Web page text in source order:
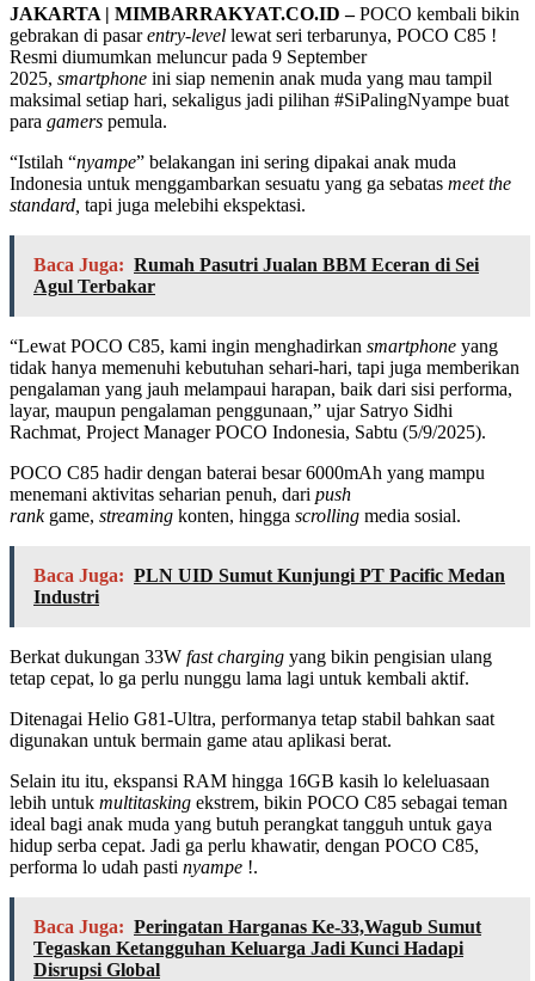
JAKARTA | MIMBARRAKYAT.CO.ID –POCO kembali bikin
gebrakan di pasarentry-level lewat seri terbarunya, POCO C85 !
Resmi diumumkan meluncur pada 9 September
2025, smartphone ini siap nemenin anak muda yang mau tampil
maksimal setiap hari, sekaligus jadi pilihan #SiPalingNyampe buat
para gamers pemula.
“Istilah “nyampe” belakangan ini sering dipakai anak muda
Indonesia untuk menggambarkan sesuatu yang ga sebatas meet the
standard, tapi juga melebihi ekspektasi.
Baca Juga: Rumah Pasutri Jualan BBM Eceran di Sei
Agul Terbakar
“Lewat POCO C85, kami ingin menghadirkan smartphone yang
tidak hanya memenuhi kebutuhan sehari-hari, tapi juga memberikan
pengalaman yang jauh melampaui harapan, baik dari sisi performa,
layar, maupun pengalaman penggunaan,” ujar Satryo Sidhi
Rachmat, Project Manager POCO Indonesia, Sabtu (5/9/2025).
POCO C85 hadir dengan baterai besar 6000mAh yang mampu
menemani aktivitas seharian penuh, dari push
rankgame, streaming konten, hingga scrolling media sosial.
Baca Juga: PLN UID Sumut Kunjungi PT Pacific Medan
Industri
Berkat dukungan 33W fast charging yang bikin pengisian ulang
tetap cepat, lo ga perlu nunggu lama lagi untuk kembali aktif.
Ditenagai Helio G81-Ultra, performanya tetap stabil bahkan saat
digunakan untuk bermain game atau aplikasi berat.
Selain itu itu, ekspansi RAM hingga 16GB kasih lo keleluasaan
lebih untuk multitasking ekstrem, bikin POCO C85 sebagai teman
ideal bagi anak muda yang butuh perangkat tangguh untuk gaya
hidup serba cepat. Jadi ga perlu khawatir, dengan POCO C85,
performa lo udah pasti nyampe !.
Baca Juga: Peringatan Harganas Ke-33,Wagub Sumut
Tegaskan Ketangguhan Keluarga Jadi Kunci Hadapi
Disrupsi Global